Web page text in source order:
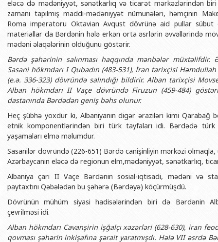
BDU-nun məzunları
Fəxri doktorlarımız
BDU-da təhsil
BDU-da tədris olunan ixtisaslar
Universitet tarixinin ən mühüm hadisələri
İnsan resursları və hüquq şöbəsi
Sənədlər və Müraciətlərlə iş
Maliyyə və təminat Departamenti
Keyfiyyətin təminatı, monitorinq
Psixoloji Yardım Sektoru
Mədəniyyət-yaradıcılıq Mərkəzi
İdman-sağlamlıq Mərkəzi
BDU-nun Nəşr Evi
Geologiya fakültəsi
Filologiya fakültəsi
Tarix fakültəsi
Beynəlxalq
Hüquq fakültəsi
Jurnalistika fakültəsi
Şərqşünasliq
Şəxsi
Publik
eləcə də mədəniyyət, sənətkarlıq və ticarət mərkəzlərindən biri
zamanı tapılmış maddi-mədəniyyət nümunələri, həmçinin
Roma imperatoru Oktavian Avqust dövrünə aid pullar sübut
materiallar da Bərdənin hələ erkən orta əsrlərin əvvəllərində
mədəni əlaqələrinin olduğunu göstərir.
Bərdə şəhərinin salınması haqqında mənbələr
Sasani hökmdarı I Qubadın (483-531), İran tarixçisi
(e.ə. 336-323) dövründə salındığı bildirir. Alban tarixçisi
Alban hökmdarı II Vaçe dövründə Firuzun (459-484)
dastanında Bərdədən geniş bəhs olunur.
Heç şübhə yoxdur ki, Albaniyanın digər əraziləri kimi Qarabağ
etnik komponentlərindən biri türk tayfaları idi. Bərdədə türk
yaşamaları elmə məlumdur.
Sasanilər dövründə (226-651) Bərdə canişinliyin mərkəzi
Azərbaycanın eləcə də regionun elm,mədəniyyət, sənətkarlıq,
Albaniya çarı II Vaçe Bərdənin sosial-iqtisadi, mədəni və
paytaxtını Qəbələdən bu şəhərə (Bərdəyə) köçürmüşdü.
Dövrünün mühüm siyasi hadisələrindən biri də Bərdənin
çevrilməsi idi.
Alban hökmdarı Cavanşirin işğalçı xəzərləri (628-630), iran
qovması şəhərin inkişafına şərait yaratmışdı. Hələ VII əsrdə